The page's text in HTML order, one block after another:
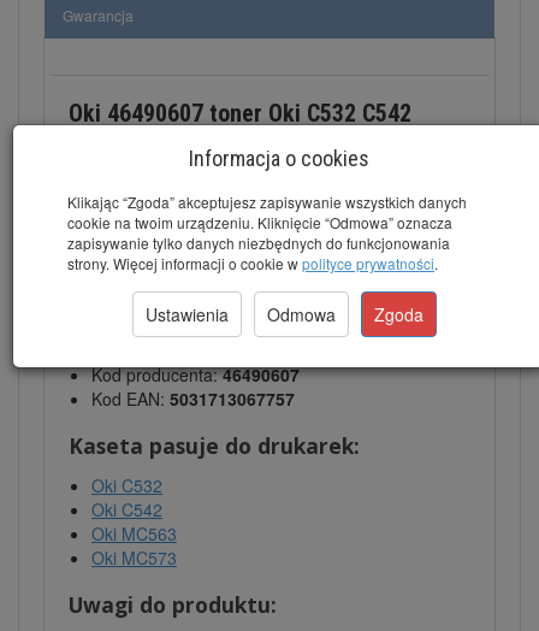
Gwarancja
Oki 46490607 toner Oki C532 C542
Dane techniczne:
Kod tonera: 46490607
Wydajność:
6000 stron
Kolor: Błękitny
Gwarancja:12 miesięcy gwarancji producenta
Kod producenta:46490607
Kod EAN: 5031713067757
Kaseta pasuje do drukarek:
Oki C532
Oki C542
Oki MC563
Oki MC573
Uwagi do produktu:
Informacja o cookies
Klikając “Zgoda” akceptujesz zapisywanie wszystkich danych
cookie na twoim urządzeniu. Kliknięcie “Odmowa” oznacza
zapisywanie tylko danych niezbędnych do funkcjonowania
strony. Więcej informacji o cookie wpolityce prywatności.
Ustawienia Odmowa Zgoda